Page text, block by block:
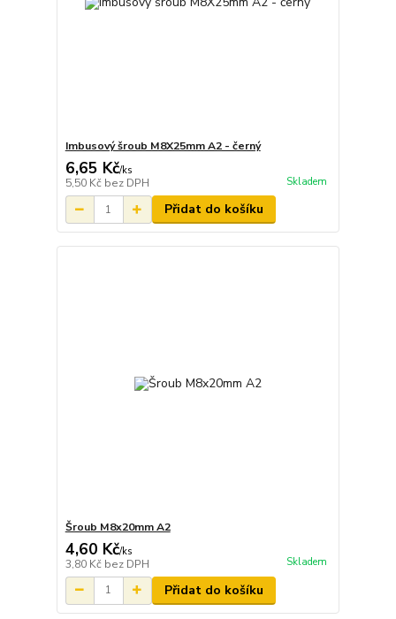
Imbusový šroub M8X25mm A2 - černý
6,65 Kč/ks
5,50 Kč bez DPH Skladem
Přidat do košíku
Šroub M8x20mm A2
4,60 Kč/ks
3,80 Kč bez DPH Skladem
Přidat do košíku